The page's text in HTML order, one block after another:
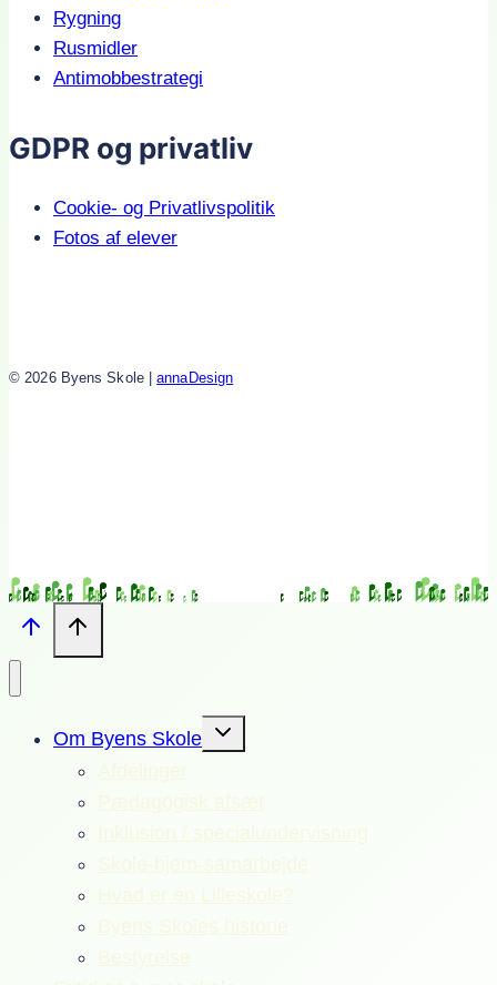
Rygning
Rusmidler
Antimobbestrategi
GDPR og privatliv
Cookie- og Privatlivspolitik
Fotos af elever
© 2026 Byens Skole |annaDesign
Om Byens Skole
Skift
Pædagogisk afsæt
Inklusion / specialundervisning
Skole-hjem-samarbejde
Hvad er en Lilleskole?
Byens Skoles historie
Bestyrelse